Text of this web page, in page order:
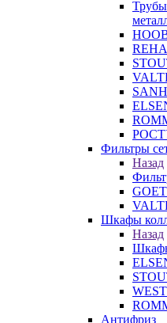
Фильтры
Назад
Шкафы
Назад
Антифриз